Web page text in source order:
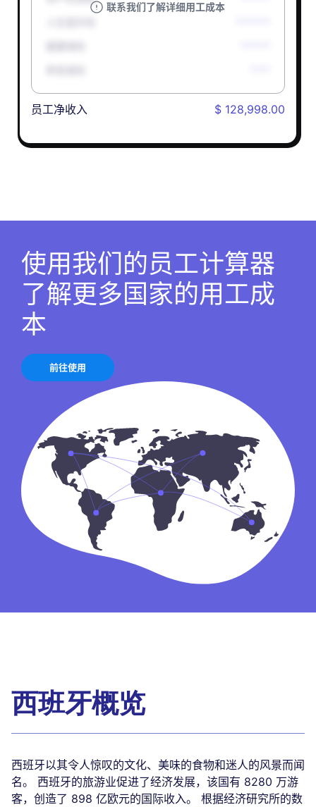
联系我们了解详细用工成本
员工净收入 $ 128,998.00
使用我们的员工计算器
了解更多国家的用工成
本
前往使用
西班牙概览
西班牙以其令人惊叹的文化、美味的食物和迷人的风景而闻
名。 西班牙的旅游业促进了经济发展，该国有 8280 万游
客，创造了 898 亿欧元的国际收入。 根据经济研究所的数